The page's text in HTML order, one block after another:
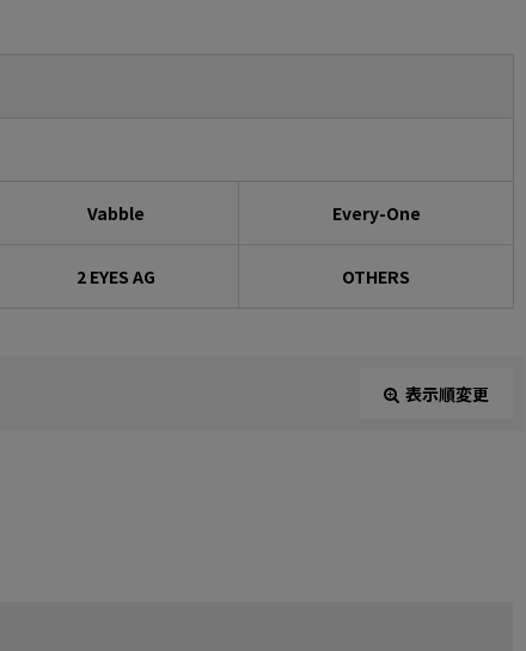
Vabble Every-One
2 EYES AG OTHERS
表示順変更
閉じる